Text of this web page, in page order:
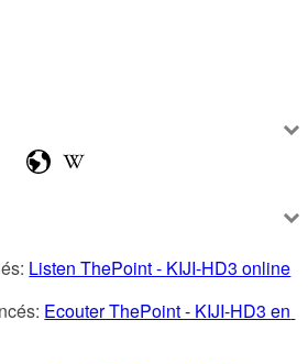
Listen ThePoint - KIJI-HD3 online
Ecouter ThePoint - KIJI-HD3 en